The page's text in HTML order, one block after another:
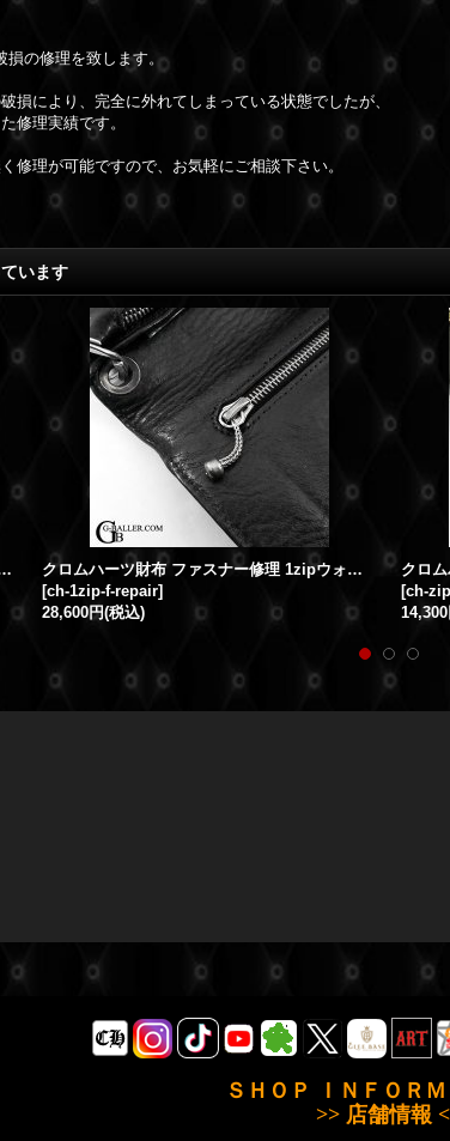
損の修理を致します。
損により、完全に外れてしまっている状態でしたが、
修理実績です。
修理が可能ですので、お気軽にご相談下さい。
います
リークロスパッチ ウォレット 修理
クロムハーツ財布 ファスナー修理 1zipウォレット 引手修理
[ch-1zip-f-repair]
28,600円(税込)
[ch-
14,300
ＳＨＯＰ ＩＮＦＯＲ
>> 店舗情報